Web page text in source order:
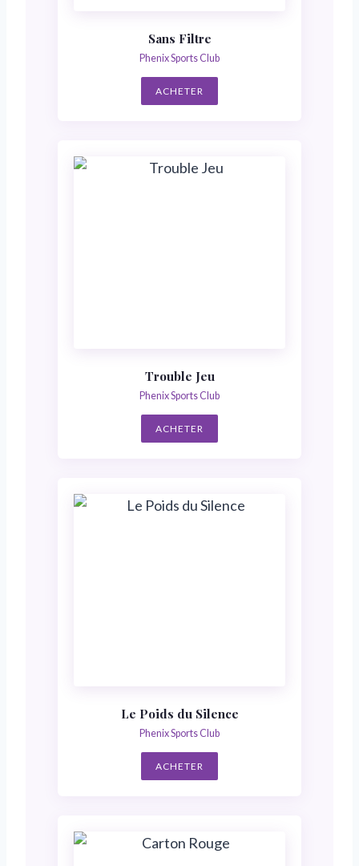
Sans Filtre
Phenix Sports Club
ACHETER
Trouble Jeu
Phenix Sports Club
ACHETER
Le Poids du Silence
Phenix Sports Club
ACHETER